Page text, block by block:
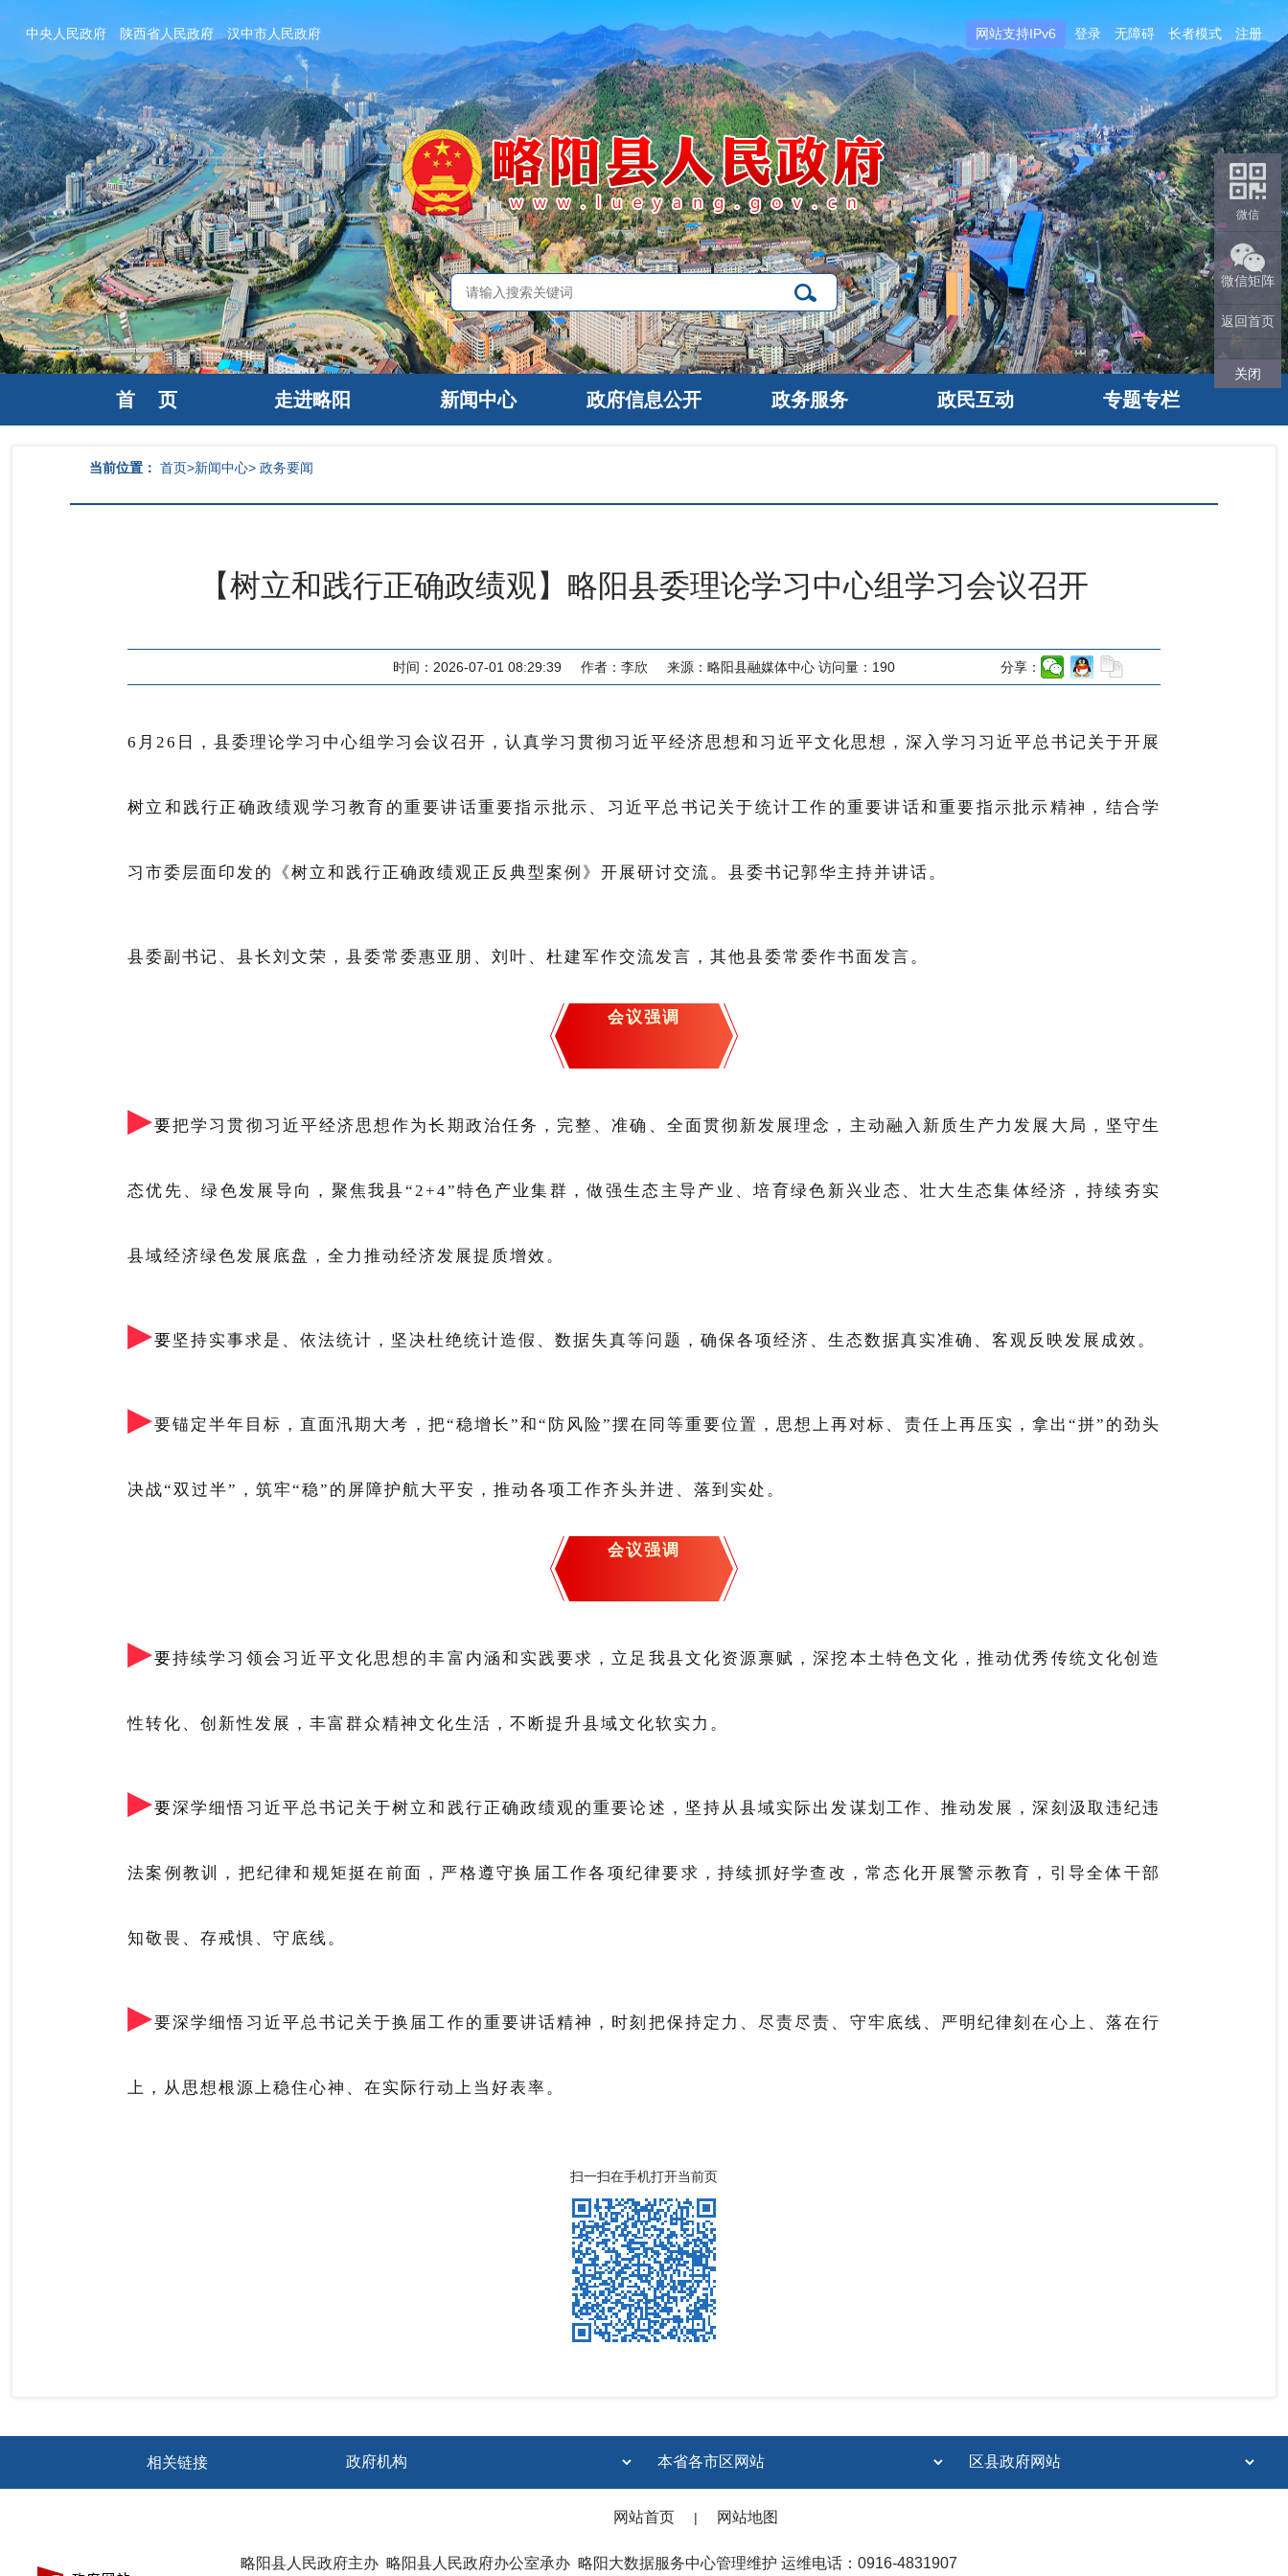
中央人民政府 陕西省人民政府 汉中市人民政府 网站支持IPv6 登录 无障碍 长者模式 注册
首 页 走进略阳 新闻中心 政府信息公开 政务服务 政民互动 专题专栏
当前位置： 首页>新闻中心> 政务要闻
【树立和践行正确政绩观】略阳县委理论学习中心组学习会议召开
时间：2026-07-01 08:29:39 作者： 李欣 来源： 略阳县融媒体中心 访问量： 190 分享：
6月26日，县委理论学习中心组学习会议召开，认真学习贯彻习近平经济思想和习近平文化思想，深入学习习近平总书记关于开展
树立和践行正确政绩观学习教育的重要讲话重要指示批示、 习近平总书记关于统计工作的重要讲话和重要指示批示精神，结合学
习市委层面印发的《树立和践行正确政绩观正反典型案例》开展研讨交流。县委书记郭华主持并讲话。
县委副书记、县长刘文荣，县委常委惠亚朋、刘叶、杜建军作交流发言，其他县委常委作书面发言。
会议强调
▶要把学习贯彻习近平经济思想作为长期政治任务，完整、准确、全面贯彻新发展理念，主动融入新质生产力发展大局，坚守生
态优先、绿色发展导向，聚焦我县“2+4”特色产业集群，做强生态主导产业、培育绿色新兴业态、壮大生态集体经济，持续夯实
县域经济绿色发展底盘，全力推动经济发展提质增效。
▶要坚持实事求是、依法统计，坚决杜绝统计造假、数据失真等问题，确保各项经济、生态数据真实准确、客观反映发展成效。
▶要锚定半年目标，直面汛期大考，把“稳增长”和“防风险”摆在同等重要位置，思想上再对标、责任上再压实，拿出“拼”的劲头
决战“双过半”，筑牢“稳”的屏障护航大平安，推动各项工作齐头并进、落到实处。
会议强调
▶要持续学习领会习近平文化思想的丰富内涵和实践要求，立足我县文化资源禀赋，深挖本土特色文化，推动优秀传统文化创造
性转化、创新性发展，丰富群众精神文化生活，不断提升县域文化软实力。
▶要深学细悟习近平总书记关于树立和践行正确政绩观的重要论述，坚持从县域实际出发谋划工作、推动发展，深刻汲取违纪违
法案例教训，把纪律和规矩挺在前面，严格遵守换届工作各项纪律要求，持续抓好学查改，常态化开展警示教育，引导全体干部
知敬畏、存戒惧、守底线。
▶要深学细悟习近平总书记关于换届工作的重要讲话精神，时刻把保持定力、尽责尽责、守牢底线、严明纪律刻在心上、落在行
上，从思想根源上稳住心神、在实际行动上当好表率。
扫一扫在手机打开当前页
相关链接
网站首页 | 网站地图
略阳县人民政府主办 略阳县人民政府办公室承办 略阳大数据服务中心管理维护 运维电话：0916-4831907
微信
微信矩阵
返回首页
关闭